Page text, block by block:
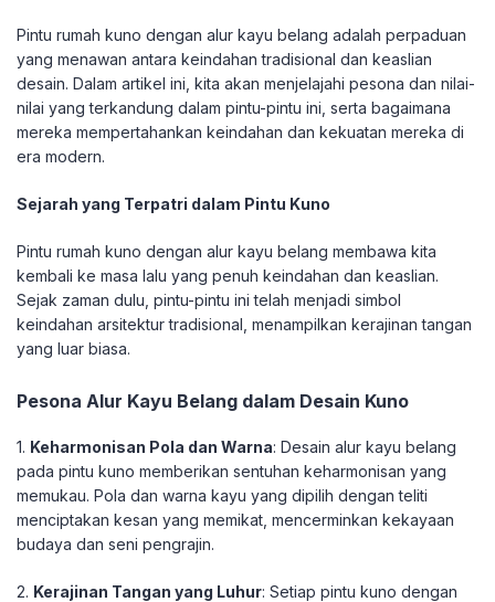
Pintu rumah kuno dengan alur kayu belang adalah perpaduan
yang menawan antara keindahan tradisional dan keaslian
desain. Dalam artikel ini, kita akan menjelajahi pesona dan nilai-
nilai yang terkandung dalam pintu-pintu ini, serta bagaimana
mereka mempertahankan keindahan dan kekuatan mereka di
era modern.
Sejarah yang Terpatri dalam Pintu Kuno
Pintu rumah kuno dengan alur kayu belang membawa kita
kembali ke masa lalu yang penuh keindahan dan keaslian.
Sejak zaman dulu, pintu-pintu ini telah menjadi simbol
keindahan arsitektur tradisional, menampilkan kerajinan tangan
yang luar biasa.
Pesona Alur Kayu Belang dalam Desain Kuno
1. Keharmonisan Pola dan Warna: Desain alur kayu belang
pada pintu kuno memberikan sentuhan keharmonisan yang
memukau. Pola dan warna kayu yang dipilih dengan teliti
menciptakan kesan yang memikat, mencerminkan kekayaan
budaya dan seni pengrajin.
2. Kerajinan Tangan yang Luhur: Setiap pintu kuno dengan